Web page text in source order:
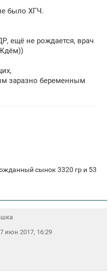
было ХГЧ.
ещё не рождается, врач
заразно беременным
сынок 3320 гр и 53
июн 2017, 16:29